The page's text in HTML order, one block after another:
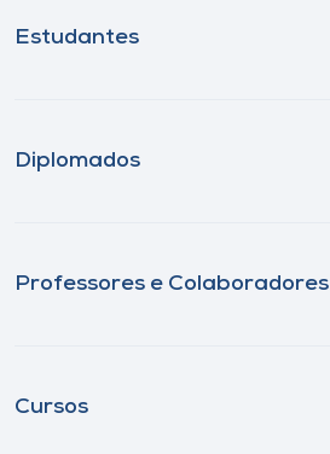
Estudantes
Diplomados
Professores e Colaboradores
Cursos